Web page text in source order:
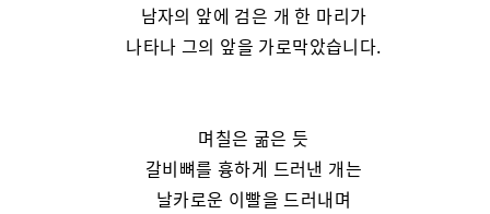
남자의 앞에 검은 개 한 마리가
나타나 그의 앞을 가로막았습니다.
며칠은 굶은 듯
갈비뼈를 흉하게 드러낸 개는
날카로운 이빨을 드러내며